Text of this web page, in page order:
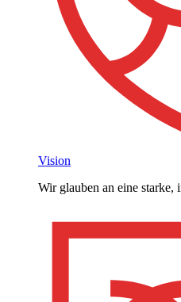
Vision
Wir glauben an eine starke,